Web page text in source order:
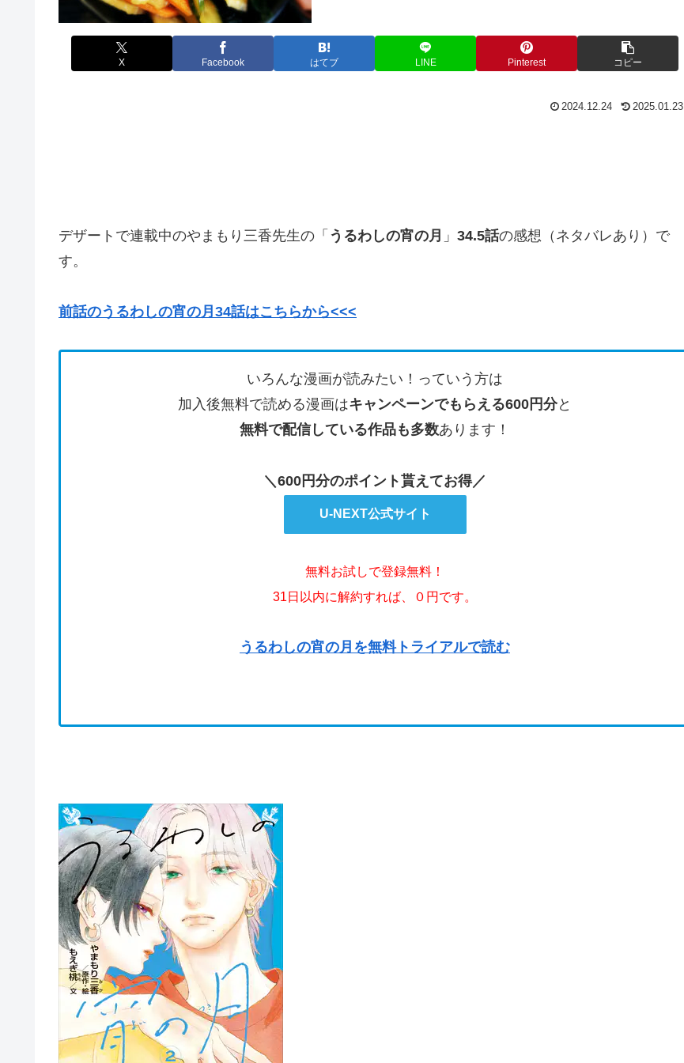
X Facebook はてブ LINE Pinterest コピー
2024.12.24 2025.01.23
デザートで連載中のやまもり三香先生の「 うるわしの宵の月 」 34.5話の感想（ネタバレあり）で
す。
前話のうるわしの宵の月34話はこちらから<<<
いろんな漫画が読みたい！っていう方は
加入後無料で読める漫画はキャンペーンでもらえる600円分と
無料で配信している作品も多数あります！
＼600円分のポイント貰えてお得／
U-NEXT公式サイト
無料お試しで登録無料！
31日以内に解約すれば、０円です。
うるわしの宵の月を無料トライアルで読む